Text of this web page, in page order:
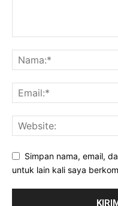
Simpan nama, email,
untuk lain kali saya